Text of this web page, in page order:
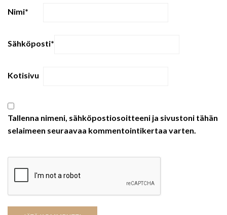
Nimi*
Sähköposti*
Kotisivu
Tallenna nimeni, sähköpostiosoitteeni ja sivustoni tähän
selaimeen seuraavaa kommentointikertaa varten.